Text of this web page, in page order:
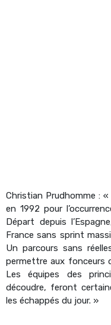
Christian Prudhomme :
en 1992 pour
Départ depuis
France sans sprint
Un parcours sans
permettre aux fonceurs
Les équipes des
découdre, feront
les échappés du jour. »